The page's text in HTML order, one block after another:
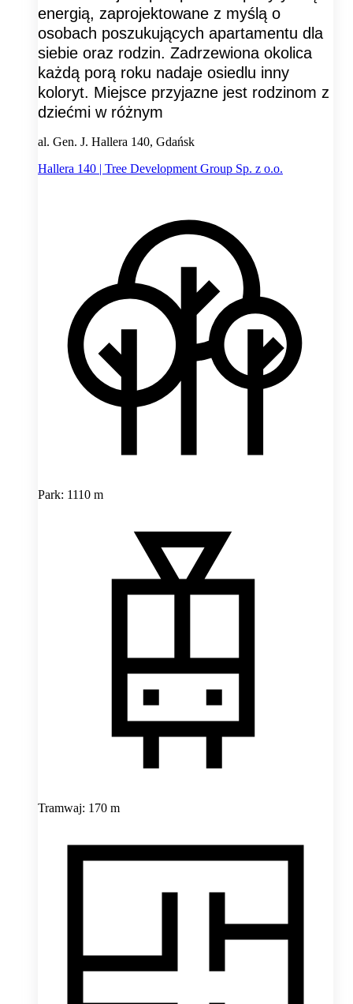
energią, zaprojektowane z myślą o
osobach poszukujących apartamentu dla
siebie oraz rodzin. Zadrzewiona okolica
każdą porą roku nadaje osiedlu inny
koloryt. Miejsce przyjazne jest rodzinom z
dziećmi w różnym
al. Gen. J. Hallera 140, Gdańsk
Hallera 140 | Tree Development Group Sp. z o.o.
Park: 1110 m
Tramwaj: 170 m